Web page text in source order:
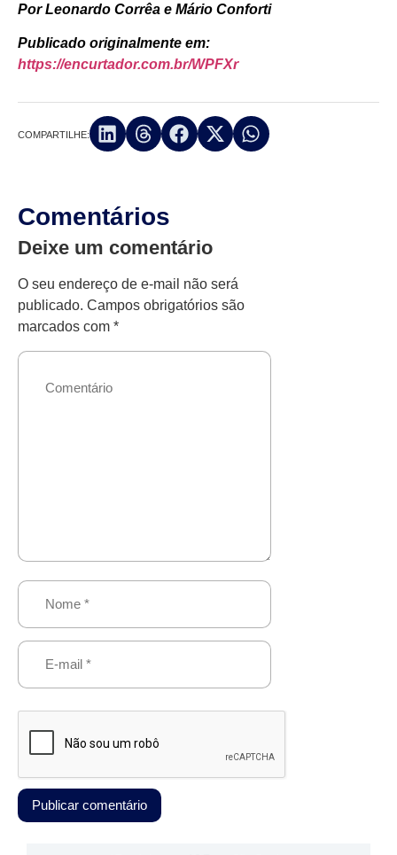
Por Leonardo Corrêa e Mário Conforti
Publicado originalmente em:
https://encurtador.com.br/WPFXr
COMPARTILHE:
Comentários
Deixe um comentário
O seu endereço de e-mail não será
publicado. Campos obrigatórios são
marcados com *